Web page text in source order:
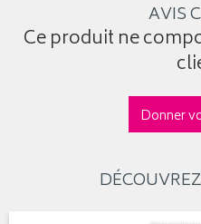
AVIS
Ce produit ne
Donner